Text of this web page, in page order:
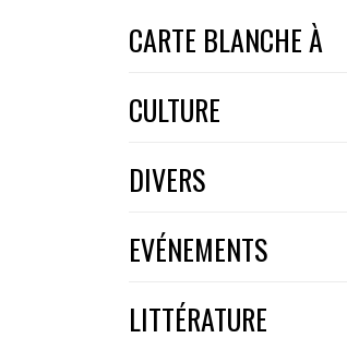
CARTE BLANCHE À
CULTURE
DIVERS
EVÉNEMENTS
LITTÉRATURE